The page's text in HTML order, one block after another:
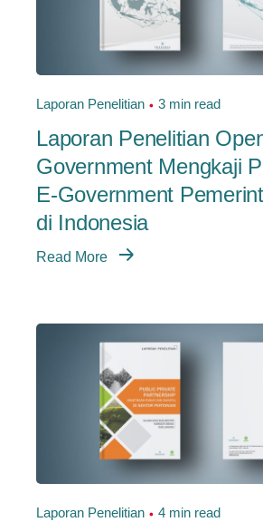
Laporan Penelitian 3 min read
Laporan Penelitian
Government Mengkaji
E-Government
di Indonesia
Read More
Laporan Penelitian 4 min read